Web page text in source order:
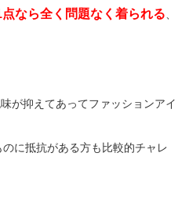
なら全く問題なく着られる、
が抑えてあってファッションアイ
に抵抗がある方も比較的チャレ